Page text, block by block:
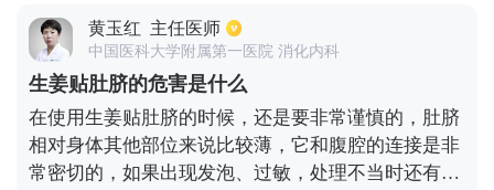
症状可能会持续20分钟左右，之后就是体温上升，体
温上升之后就到了发热期，发热期身体温度可达到40
度以上，发热期的持续时间大约有5小时左右，在发
热期过了之后，可能就到了出汗期，出汗期会出现全
身大汗淋漓的症状，出汗期2到3个小时之后，体温开
始持续降低，如果没有得到及时的擦汗，体温可能会
降到35度。疟疾主要是由于虐原虫感染而引起的一种
黄玉红 主任医师
中国医科大学附属第一医院 消化内科
生姜贴肚脐的危害是什么
在使用生姜贴肚脐的时候，还是要非常谨慎的，肚脐
相对身体其他部位来说比较薄，它和腹腔的连接是非
常密切的，如果出现发泡、过敏，处理不当时还有可